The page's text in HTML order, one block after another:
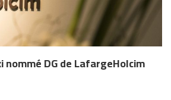
nommé DG de LafargeHolcim